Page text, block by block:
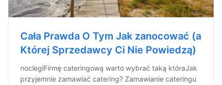
Cała Prawda O Tym Jak zanocować (a
Której Sprzedawcy Ci Nie Powiedzą)
noclegiFirmę cateringową warto wybrać taką któraJak
przyjemnie zamawiać catering? Zamawianie cateringu